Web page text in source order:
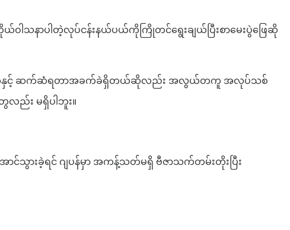
ါသနာပါတဲ့လုပ်ငန်းနယ်ပယ်ကိုကြိုတင်ရွေးချယ်ပြီးစာမေးပွဲဖြေဆို
က လူတွေနှင့် ဆက်ဆံရတာအခက်ခဲရှိတယ်ဆိုလည်း အလွယ်တကူ အလုပ်သစ်
လည်း မရှိပါဘူး။
ာင်သွားခဲ့ရင် ဂျပန်မှာ အကန့်သတ်မရှိ ဗီဇာသက်တမ်းတိုးပြီး